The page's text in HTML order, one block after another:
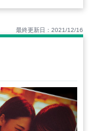
最終更新日：2021/12/16